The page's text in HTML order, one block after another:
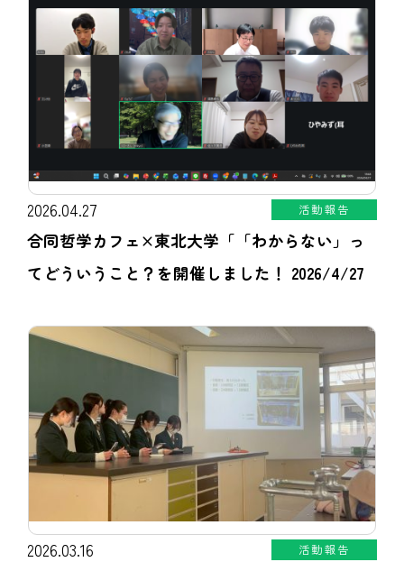
2026.04.27 活動報告
合同哲学カフェ×東北大学「「わからない」っ
てどういうこと？を開催しました！ 2026/4/27
2026.03.16 活動報告